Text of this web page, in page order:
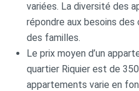
variées. La diversité des
répondre aux besoins
des familles.
Le prix moyen d’un
quartier Riquier est de
appartements varie en